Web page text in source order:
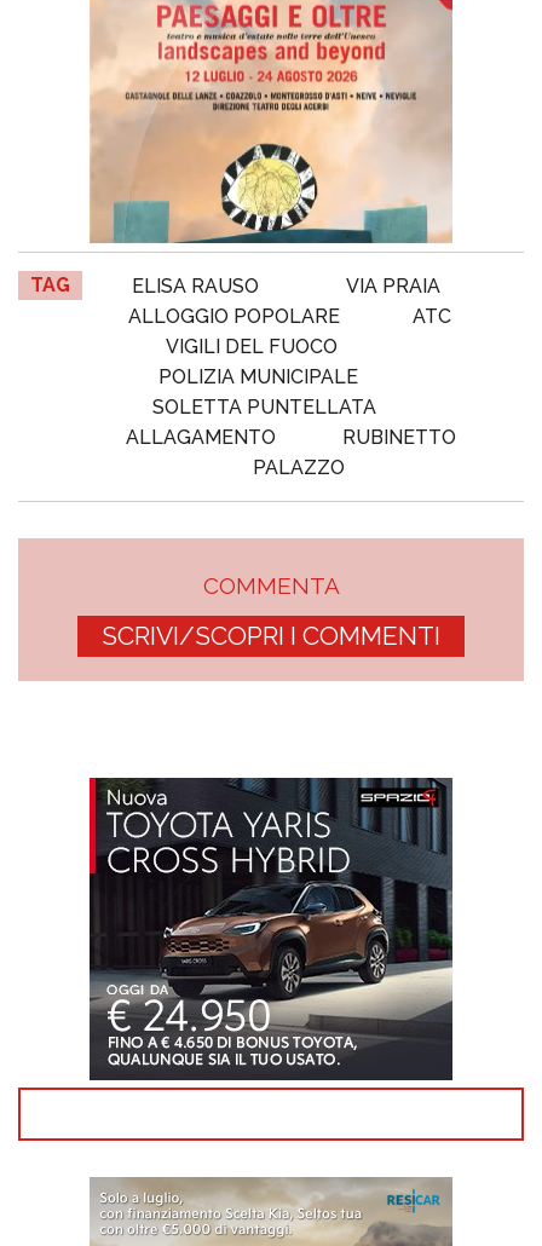
TAG ELISA RAUSO
VIA PRAIA
ALLOGGIO POPOLARE
ATC
VIGILI DEL FUOCO
POLIZIA MUNICIPALE
SOLETTA PUNTELLATA
ALLAGAMENTO
RUBINETTO
PALAZZO
COMMENTA
SCRIVI/SCOPRI I COMMENTI